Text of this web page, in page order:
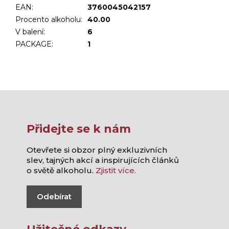
EAN:
3760045042157
Procento alkoholu:
40.00
V balení:
6
PACKAGE: 1
Přidejte se k nám
Otevřete si obzor plný exkluzivních
slev, tajných akcí a inspirujících článků
o světě alkoholu. Zjistit více.
Odebírat